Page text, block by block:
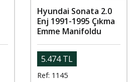
Hyundai Sonata 2.0
Enj 1991-1995 Çıkma
Emme Manifoldu
5.474 TL
Ref: 1145